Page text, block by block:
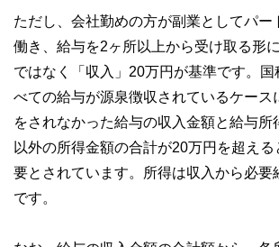
ただし、会社勤めの方が副業としてパー
働き、給与を2ヶ所以上から受け取る形
ではなく「収入」20万円が基準です。国
べての給与が源泉徴収されているケース
をされなかった給与の収入金額と給与所
以外の所得金額の合計が20万円を超え
要とされています。所得は収入から必要
です。